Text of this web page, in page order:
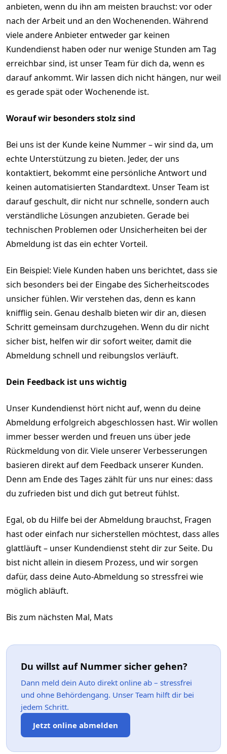
anbieten, wenn du ihn am meisten brauchst: vor oder
nach der Arbeit und an den Wochenenden. Während
viele andere Anbieter entweder gar keinen
Kundendienst haben oder nur wenige Stunden am Tag
erreichbar sind, ist unser Team für dich da, wenn es
darauf ankommt. Wir lassen dich nicht hängen, nur weil
es gerade spät oder Wochenende ist.
Worauf wir besonders stolz sind
Bei uns ist der Kunde keine Nummer – wir sind da, um
echte Unterstützung zu bieten. Jeder, der uns
kontaktiert, bekommt eine persönliche Antwort und
keinen automatisierten Standardtext. Unser Team ist
darauf geschult, dir nicht nur schnelle, sondern auch
verständliche Lösungen anzubieten. Gerade bei
technischen Problemen oder Unsicherheiten bei der
Abmeldung ist das ein echter Vorteil.
Ein Beispiel: Viele Kunden haben uns berichtet, dass sie
sich besonders bei der Eingabe des Sicherheitscodes
unsicher fühlen. Wir verstehen das, denn es kann
knifflig sein. Genau deshalb bieten wir dir an, diesen
Schritt gemeinsam durchzugehen. Wenn du dir nicht
sicher bist, helfen wir dir sofort weiter, damit die
Abmeldung schnell und reibungslos verläuft.
Dein Feedback ist uns wichtig
Unser Kundendienst hört nicht auf, wenn du deine
Abmeldung erfolgreich abgeschlossen hast. Wir wollen
immer besser werden und freuen uns über jede
Rückmeldung von dir. Viele unserer Verbesserungen
basieren direkt auf dem Feedback unserer Kunden.
Denn am Ende des Tages zählt für uns nur eines: dass
du zufrieden bist und dich gut betreut fühlst.
Egal, ob du Hilfe bei der Abmeldung brauchst, Fragen
hast oder einfach nur sicherstellen möchtest, dass alles
glattläuft – unser Kundendienst steht dir zur Seite. Du
bist nicht allein in diesem Prozess, und wir sorgen
dafür, dass deine Auto-Abmeldung so stressfrei wie
möglich abläuft.
Bis zum nächsten Mal, Mats
Du willst auf Nummer sicher gehen?
Dann meld dein Auto direkt online ab – stressfrei
und ohne Behördengang. Unser Team hilft dir bei
jedem Schritt.
Jetzt online abmelden